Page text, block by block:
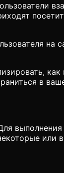
на
как
в
или